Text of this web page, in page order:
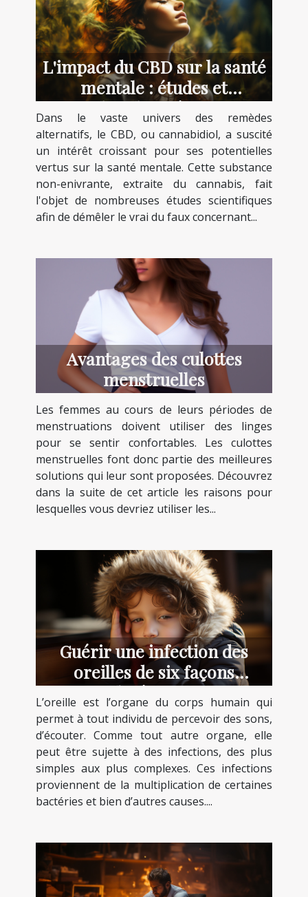
L'impact du CBD sur la santé
mentale : études et
recherches récentes
Dans le vaste univers des remèdes
alternatifs, le CBD, ou cannabidiol, a suscité
un intérêt croissant pour ses potentielles
vertus sur la santé mentale. Cette substance
non-enivrante, extraite du cannabis, fait
l'objet de nombreuses études scientifiques
afin de démêler le vrai du faux concernant...
Avantages des culottes
menstruelles
Les femmes au cours de leurs périodes de
menstruations doivent utiliser des linges
pour se sentir confortables. Les culottes
menstruelles font donc partie des meilleures
solutions qui leur sont proposées. Découvrez
dans la suite de cet article les raisons pour
lesquelles vous devriez utiliser les...
Guérir une infection des
oreilles de six façons
différentes
L’oreille est l’organe du corps humain qui
permet à tout individu de percevoir des sons,
d’écouter. Comme tout autre organe, elle
peut être sujette à des infections, des plus
simples aux plus complexes. Ces infections
proviennent de la multiplication de certaines
bactéries et bien d’autres causes....